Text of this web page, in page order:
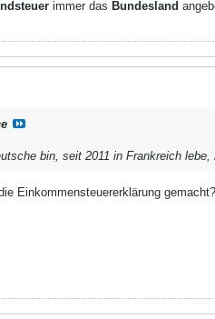
immer das Bundesland
bin, seit 2011 in Frankreich
Einkommensteuererklärung gemacht?